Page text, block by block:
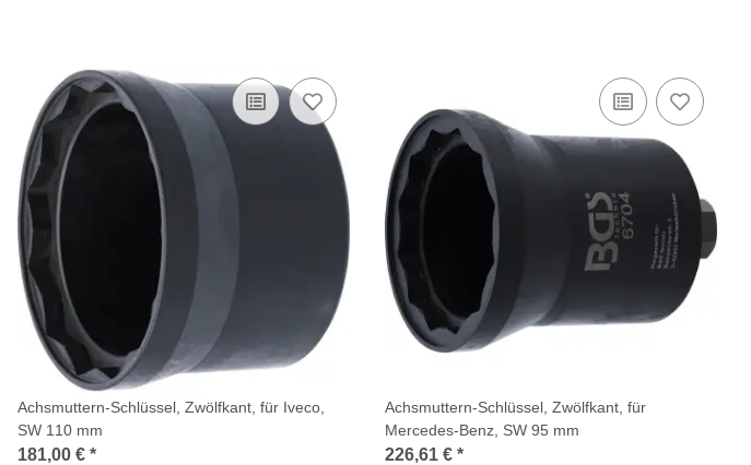
Achsmuttern-Schlüssel, Zwölfkant, für Iveco,
SW 110 mm
181,00 € *
Achsmuttern-Schlüssel, Zwölfkant, für
Mercedes-Benz, SW 95 mm
226,61 € *